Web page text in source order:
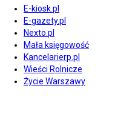
E-kiosk.pl
E-gazety.pl
Nexto.pl
Mała księgowość
Kancelarierp.pl
Wieści Rolnicze
Życie Warszawy